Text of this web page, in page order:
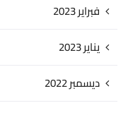
فبراير 2023
يناير 2023
ديسمبر 2022